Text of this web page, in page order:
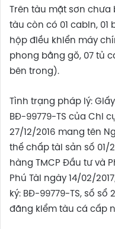
Trên tàu mặt sơn chưa
tàu còn có 01 cabin, 01
hộp điều khiển máy
phong bằng gỗ, 07 tủ
bên trong).
Tình trạng pháp lý:
BĐ-99779-TS của Chi
27/12/2016 mang tên
thế chấp tài sản số 01/
hàng TMCP Đầu tư và
Phú Tài ngày 14/02/
ký: BĐ-99779-TS, số sổ
đăng kiểm tàu cá cấp